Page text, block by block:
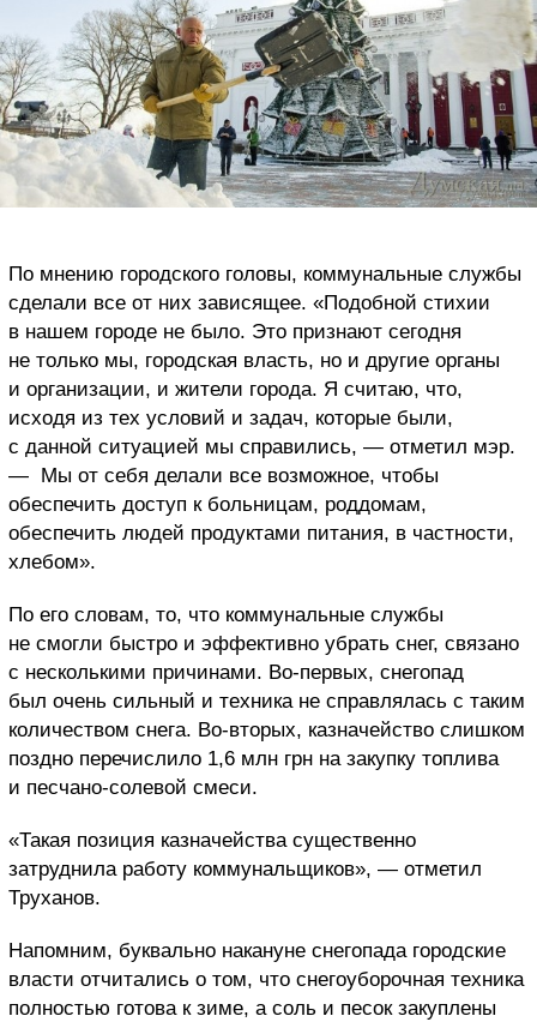
По мнению городского головы, коммунальные службы
сделали все от них зависящее. «Подобной стихии
в нашем городе не было. Это признают сегодня
не только мы, городская власть, но и другие органы
и организации, и жители города. Я считаю, что,
исходя из тех условий и задач, которые были,
с данной ситуацией мы справились, — отметил мэр.
— Мы от себя делали все возможное, чтобы
обеспечить доступ к больницам, роддомам,
обеспечить людей продуктами питания, в частности,
хлебом».
По его словам, то, что коммунальные службы
не смогли быстро и эффективно убрать снег, связано
с несколькими причинами. Во-первых, снегопад
был очень сильный и техника не справлялась с таким
количеством снега. Во-вторых, казначейство слишком
поздно перечислило 1,6 млн грн на закупку топлива
и песчано-солевой смеси.
«Такая позиция казначейства существенно
затруднила работу коммунальщиков», — отметил
Труханов.
Напомним, буквально накануне снегопада городские
власти отчитались о том, что снегоуборочная техника
полностью готова к зиме, а соль и песок закуплены